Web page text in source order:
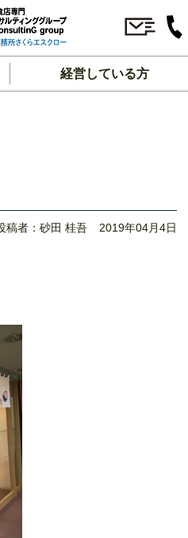
経営している方
稿者：砂田 桂吾 2019年04月4日